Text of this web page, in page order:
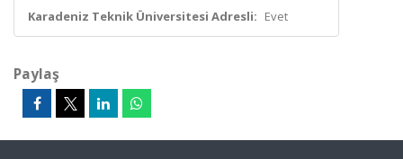
Karadeniz Teknik Üniversitesi Adresli: Evet
Paylaş